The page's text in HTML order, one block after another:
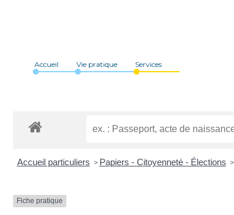
Accueil Vie pratique Services
Accueil particuliers > Papiers - Citoyenneté - Élections >
Fiche pratique